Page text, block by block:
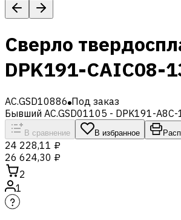
Сверло
DPK191-CAIC08-
AC.GSD10886 Под заказ
Бывший AC.GSD01105 - DPK191-
В сравнение В избранное
24 228,11 ₽
26 624,30 ₽
2
1